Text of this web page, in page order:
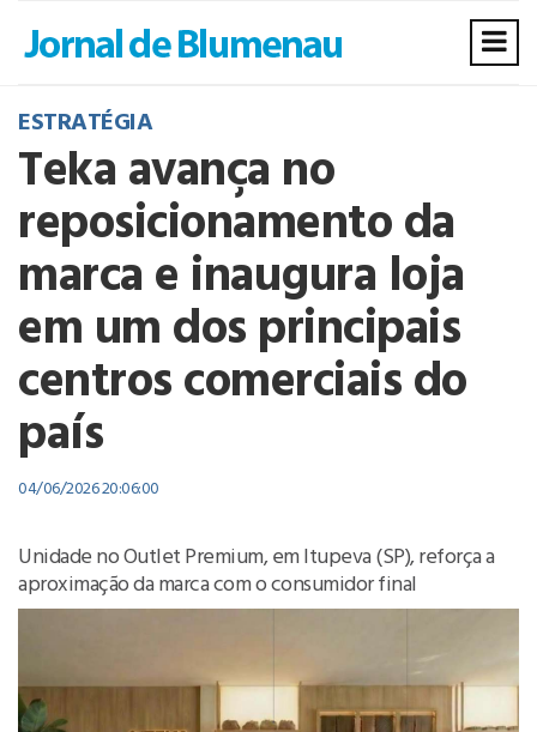
ESTRATÉGIA
Teka avança no
reposicionamento da
marca e inaugura loja
em um dos principais
centros comerciais do
país
04/06/2026 20:06:00
Unidade no Outlet Premium, em Itupeva (SP), reforça a
aproximação da marca com o consumidor final